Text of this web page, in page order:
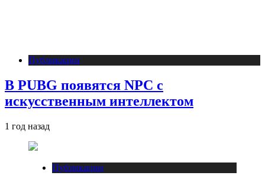
Публикации
В PUBG появятся NPC с
искусственным интеллектом
1 год назад
Публикации